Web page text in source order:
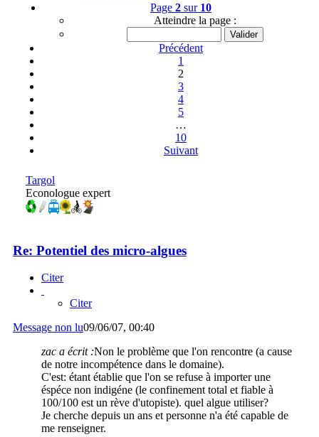
Page 2 sur 10
Atteindre la page :
Précédent
1
2
3
4
5
…
10
Suivant
Targol
Econologue expert
Re: Potentiel des micro-algues
Citer
Citer
Message non lu09/06/07, 00:40
zac a écrit :Non le problème que l'on rencontre (a cause
de notre incompétence dans le domaine).
C'est: étant établie que l'on se refuse à importer une
éspéce non indigéne (le confinement total et fiable à
100/100 est un rève d'utopiste). quel algue utiliser?
Je cherche depuis un ans et personne n'a été capable de
me renseigner.